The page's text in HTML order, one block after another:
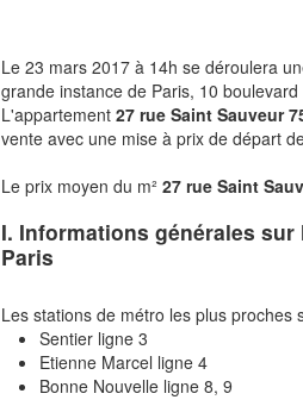
Le 23 mars 2017 à 14h se déroulera
grande instance de Paris, 10
L'appartement 27 rue Saint Sauveur
vente avec une mise à prix de départ
Le prix moyen du m² 27 rue Saint
I. Informations générales
Paris
Les stations de métro les plus proches
Sentier ligne 3
Etienne Marcel ligne 4
Bonne Nouvelle ligne 8, 9